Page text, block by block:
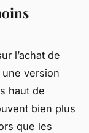
l’achat de
une version
haut de
bien plus
que les